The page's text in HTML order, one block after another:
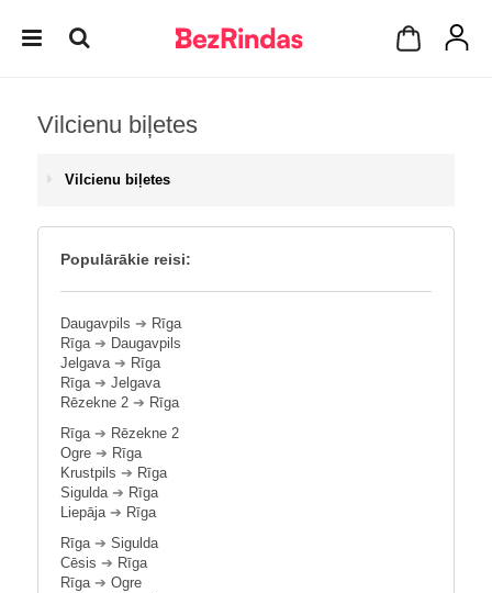
Vilcienu biļetes
Vilcienu biļetes
Populārākie reisi:
Daugavpils ➔ Rīga
Rīga➔ Daugavpils
Jelgava➔ Rīga
Rīga➔ Jelgava
Rēzekne 2 ➔ Rīga
Rīga➔ Rēzekne 2
Ogre ➔ Rīga
Krustpils ➔ Rīga
Sigulda➔ Rīga
Liepāja➔ Rīga
Rīga➔ Sigulda
Cēsis ➔ Rīga
Rīga➔ Ogre